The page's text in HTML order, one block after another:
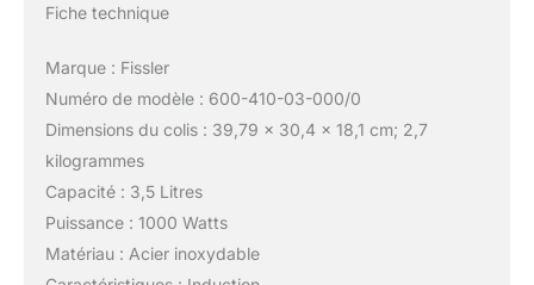
Fiche technique
Marque : Fissler
Numéro de modèle : 600-410-03-000/0
Dimensions du colis : 39,79 x 30,4 x 18,1 cm; 2,7
kilogrammes
Capacité : 3,5 Litres
Puissance : 1000 Watts
Matériau : Acier inoxydable